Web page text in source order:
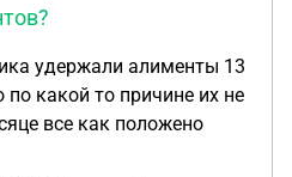
удержали алименты 13
по какой то причине их не
все как положено